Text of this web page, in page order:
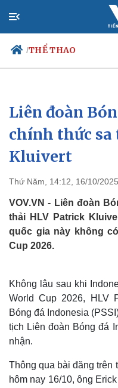
/THỂ THAO
Chính trị
Đảng
Tổ chức nhân sự
Quốc hội
Liên đoàn
chính thức sa
Kluivert
Thứ Năm, 14:12, 16/10/2025
VOV.VN - Liên đoàn
thải HLV Patrick
quốc gia này không
Cup 2026.
Không lâu sau khi
World Cup 2026, HLV
Bóng đá Indonesia
tịch Liên đoàn Bóng đá
nhận.
Thông qua bài đăng trên
hôm nay 16/10, ông